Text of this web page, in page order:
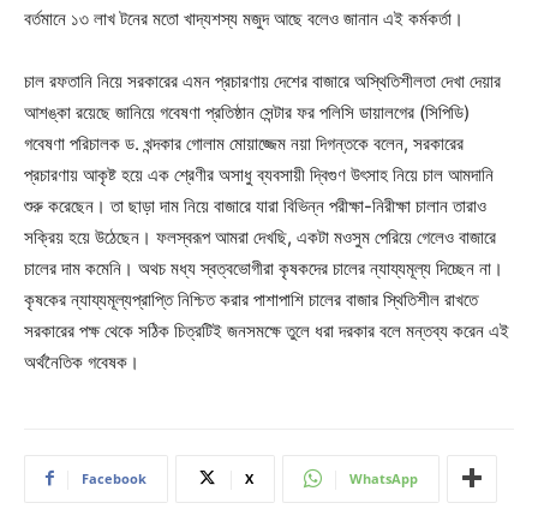
বর্তমানে ১৩ লাখ টনের মতো খাদ্যশস্য মজুদ আছে বলেও জানান এই কর্মকর্তা।
চাল রফতানি নিয়ে সরকারের এমন প্রচারণায় দেশের বাজারে অস্থিতিশীলতা দেখা দেয়ার
আশঙ্কা রয়েছে জানিয়ে গবেষণা প্রতিষ্ঠান সেন্টার ফর পলিসি ডায়ালগের (সিপিডি)
গবেষণা পরিচালক ড. খন্দকার গোলাম মোয়াজ্জেম নয়া দিগন্তকে বলেন, সরকারের
প্রচারণায় আকৃষ্ট হয়ে এক শ্রেণীর অসাধু ব্যবসায়ী দ্বিগুণ উৎসাহ নিয়ে চাল আমদানি
শুরু করেছেন। তা ছাড়া দাম নিয়ে বাজারে যারা বিভিন্ন পরীক্ষা-নিরীক্ষা চালান তারাও
সক্রিয় হয়ে উঠেছেন। ফলস্বরূপ আমরা দেখছি, একটা মওসুম পেরিয়ে গেলেও বাজারে
চালের দাম কমেনি। অথচ মধ্য স্বত্বভোগীরা কৃষকদের চালের ন্যায্যমূল্য দিচ্ছেন না।
কৃষকের ন্যায্যমূল্যপ্রাপ্তি নিশ্চিত করার পাশাপাশি চালের বাজার স্থিতিশীল রাখতে
সরকারের পক্ষ থেকে সঠিক চিত্রটিই জনসমক্ষে তুলে ধরা দরকার বলে মন্তব্য করেন এই
অর্থনৈতিক গবেষক।
Facebook X WhatsApp